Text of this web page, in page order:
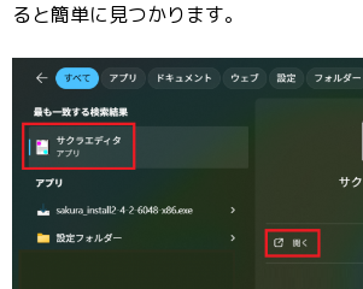
ると簡単に見つかります。